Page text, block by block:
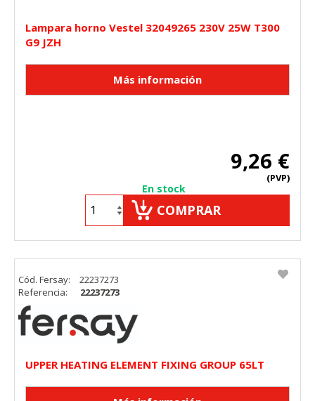
Lampara horno Vestel 32049265 230V 25W T300
G9 JZH
9,26 €
(PVP)
En stock
COMPRAR
UPPER HEATING ELEMENT FIXING GROUP 65LT
Cód. Fersay:
22237273
Referencia:
22237273